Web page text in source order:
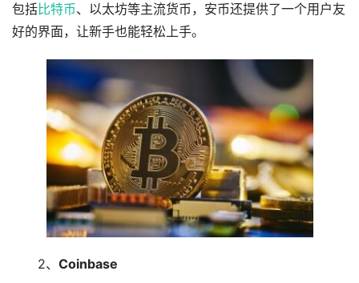
包括比特币、以太坊等主流货币，安币还提供了一个用户友
好的界面，让新手也能轻松上手。
2、 Coinbase